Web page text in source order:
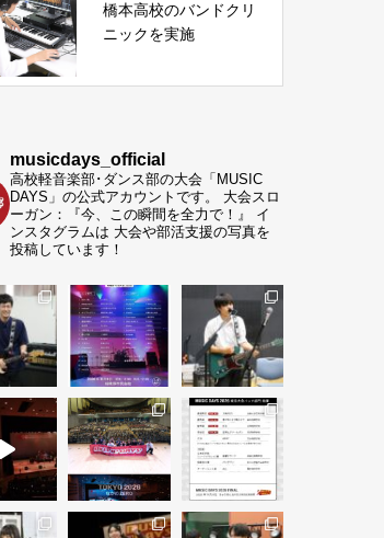
橋本高校のバンドクリ
ニックを実施
musicdays_official
高校軽音楽部･ダンス部の大会「MUSIC
DAYS」の公式アカウントです。
大会スロ
ーガン：『今、この瞬間を全力で！』
イ
ンスタグラムは 大会や部活支援の写真を
投稿しています！